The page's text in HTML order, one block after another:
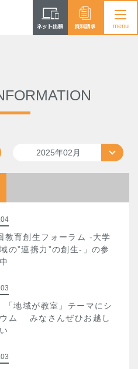
2025年02月
教育創生フォーラム -大学
の”連携力”の創生-」の参
「地域が教室」テーマにシ
ウム みなさんぜひお越し